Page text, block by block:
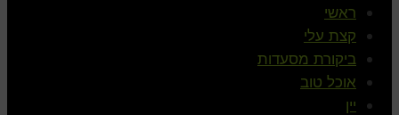
ראשי
קצת עלי
ביקורת מסעדות
אוכל טוב
יין